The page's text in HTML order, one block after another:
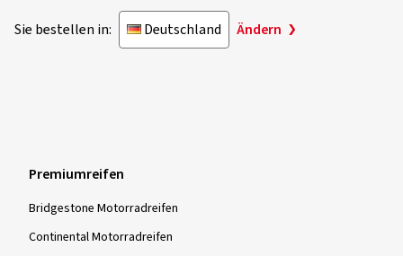
Sie bestellen in: Deutschland Ändern
Premiumreifen
Bridgestone Motorradreifen
Continental Motorradreifen